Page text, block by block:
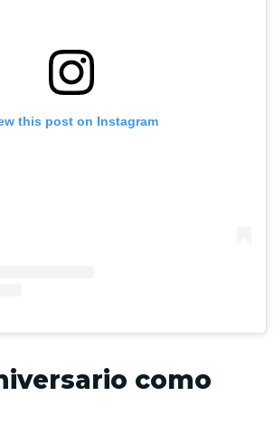
this post on Instagram
como